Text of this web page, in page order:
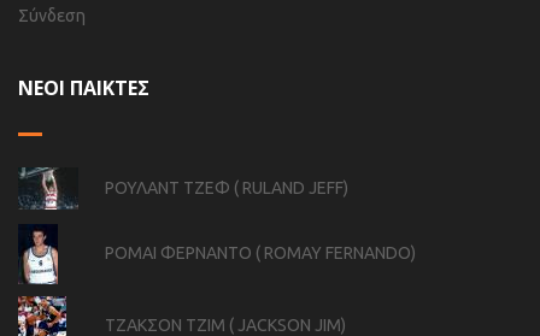
Σύνδεση
ΝΕΟΙ ΠΑΙΚΤΕΣ
ΡΟΥΛΑΝΤ ΤΖΕΦ ( RULAND JEFF)
ΡΟΜΑΙ ΦΕΡΝΑΝΤΟ ( ROMAY FERNANDO)
ΤΖΑΚΣΟΝ ΤΖΙΜ ( JACKSON JIM)